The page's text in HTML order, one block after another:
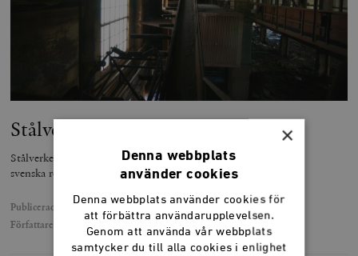
Stålverket där revolutionen började
Stålverket i Fagersta var platsen där grunderna för 1990-talets
svenska revolution inom kommunikationer och media lades.
Publicerad
21 januari 2022
Författare
Jan Jörnmark
×
Denna webbplats
använder cookies
Denna webbplats använder cookies för
att förbättra användarupplevelsen.
Genom att använda vår webbplats
samtycker du till alla cookies i enlighet